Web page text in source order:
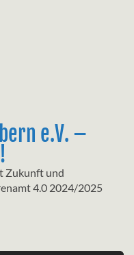
e.V. –
Zukunft und
4.0 2024/2025